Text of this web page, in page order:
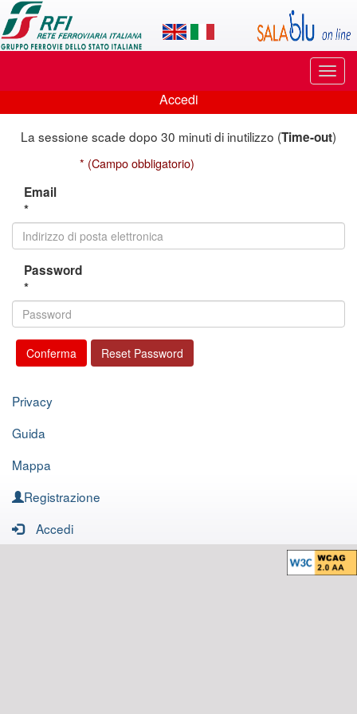
Applicazione
SalaBlu
Online
di
Rete
Ferroviaria
Italiana
di
Accedi
Accedi
La sessione scade dopo 30 minuti di inutilizzo (Time-out)
* (Campo obbligatorio)
Email
*
Password
*
Privacy
Guida
Mappa
Registrazione
Accedi